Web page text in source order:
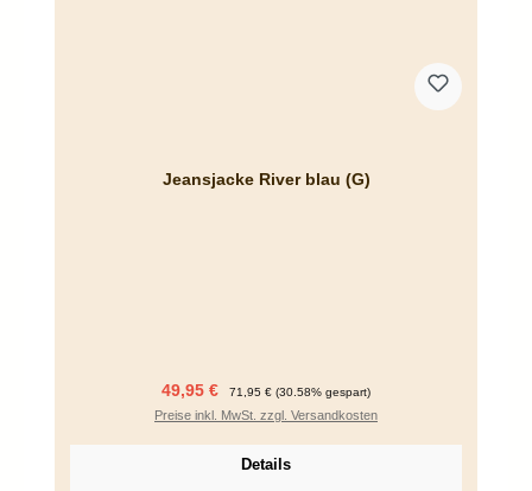
Jeansjacke River blau (G)
Verkaufspreis:
49,95 € Regulärer Preis:
71,95 € (30.58% gespart)
Preise inkl. MwSt. zzgl. Versandkosten
Details